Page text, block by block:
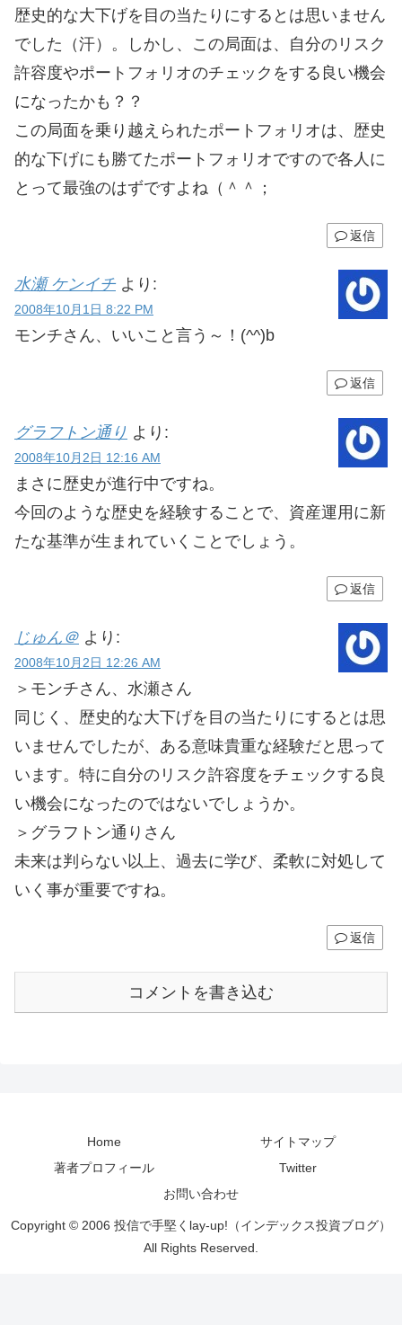
歴史的な大下げを目の当たりにするとは思いません
でした（汗）。しかし、この局面は、自分のリスク
許容度やポートフォリオのチェックをする良い機会
になったかも？？
この局面を乗り越えられたポートフォリオは、歴史
的な下げにも勝てたポートフォリオですので各人に
とって最強のはずですよね（＾＾；
返信
水瀬 ケンイチ より:
2008年10月1日 8:22 PM
モンチさん、いいこと言う～！(^^)b
返信
グラフトン通り より:
2008年10月2日 12:16 AM
まさに歴史が進行中ですね。
今回のような歴史を経験することで、資産運用に新
たな基準が生まれていくことでしょう。
返信
じゅん＠ より:
2008年10月2日 12:26 AM
＞モンチさん、水瀬さん
同じく、歴史的な大下げを目の当たりにするとは思
いませんでしたが、ある意味貴重な経験だと思って
います。特に自分のリスク許容度をチェックする良
い機会になったのではないでしょうか。
＞グラフトン通りさん
未来は判らない以上、過去に学び、柔軟に対処して
いく事が重要ですね。
返信
コメントを書き込む
Home
サイトマップ
著者プロフィール
Twitter
お問い合わせ
Copyright © 2006 投信で手堅くlay-up!（インデックス投資ブログ）
All Rights Reserved.